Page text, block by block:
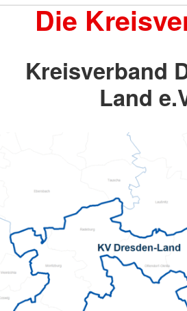
Die
Kreisverband
Land